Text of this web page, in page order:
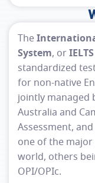
The
System, orIELTS
standardized
for non-native
jointly managed
Australia and
Assessment,
one of the
world, others
OPI/OPIc.